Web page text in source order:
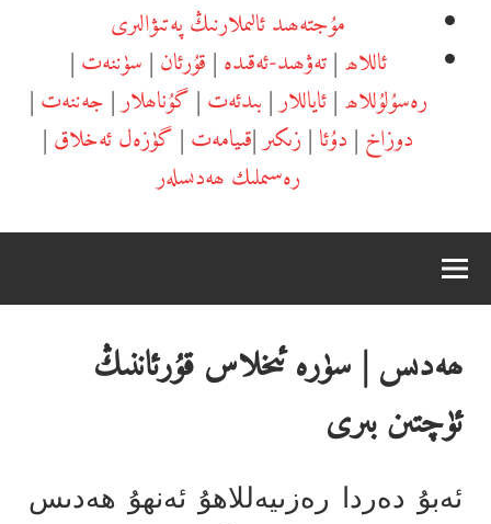
مۇجتەھىد ئالىملارنىڭ پەتىۋالىرى
ئاللاھ|تەۋھىد-ئەقىدە|قۇرئان|سۈننەت|
رەسۇلۇللاھ|ئاياللار|بىدئەت|گۇناھلار|جەننەت|
دوزاخ|دۇئا|زىكىر|قىيامەت|گۈزەل ئەخلاق|
رەسىملىك ھەدىسلەر
ھەدىس | سۈرە ئىخلاس قۇرئاننىڭ
ئۈچتىن بىرى
ئەبۇ دەردا رەزىيەللاھۇ ئەنھۇ ھەدىس